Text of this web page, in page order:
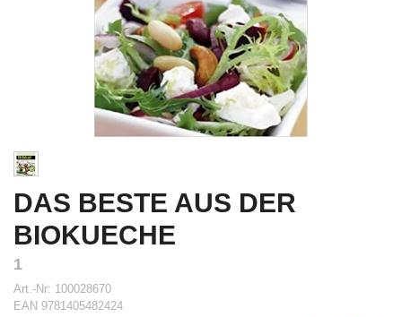
DAS BESTE AUS DER
BIOKUECHE
1
Art.-Nr: 100028670
EAN 9781405482424